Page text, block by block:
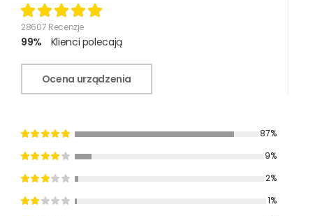
28607 Recenzje
99% Klienci polecają
Ocena urządzenia
87%
9%
2%
1%